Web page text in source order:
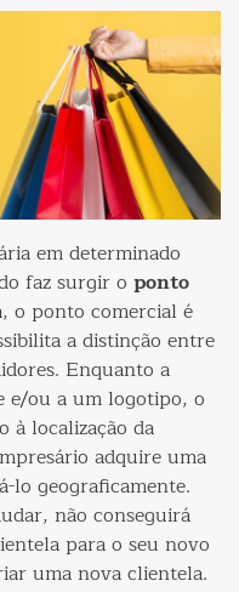
em determinado
faz surgir o ponto
o ponto comercial é
a distinção entre
Enquanto a
e/ou a um logotipo, o
à localização da
adquire uma
lo geograficamente.
não conseguirá
para o seu novo
uma nova clientela.